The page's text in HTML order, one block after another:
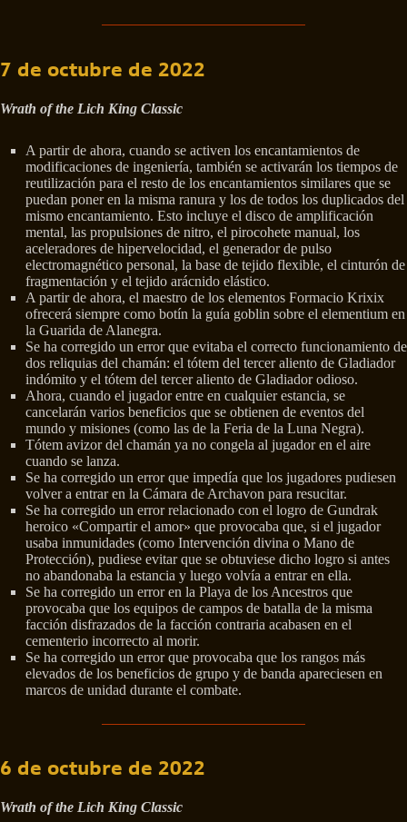
7 de octubre de 2022
Wrath of the Lich King Classic
A partir de ahora, cuando se activen los encantamientos de
modificaciones de ingeniería, también se activarán los tiempos de
reutilización para el resto de los encantamientos similares que se
puedan poner en la misma ranura y los de todos los duplicados del
mismo encantamiento. Esto incluye el disco de amplificación
mental, las propulsiones de nitro, el pirocohete manual, los
aceleradores de hipervelocidad, el generador de pulso
electromagnético personal, la base de tejido flexible, el cinturón de
fragmentación y el tejido arácnido elástico.
A partir de ahora, el maestro de los elementos Formacio Krixix
ofrecerá siempre como botín la guía goblin sobre el elementium en
la Guarida de Alanegra.
Se ha corregido un error que evitaba el correcto funcionamiento de
dos reliquias del chamán: el tótem del tercer aliento de Gladiador
indómito y el tótem del tercer aliento de Gladiador odioso.
Ahora, cuando el jugador entre en cualquier estancia, se
cancelarán varios beneficios que se obtienen de eventos del
mundo y misiones (como las de la Feria de la Luna Negra).
Tótem avizor del chamán ya no congela al jugador en el aire
cuando se lanza.
Se ha corregido un error que impedía que los jugadores pudiesen
volver a entrar en la Cámara de Archavon para resucitar.
Se ha corregido un error relacionado con el logro de Gundrak
heroico «Compartir el amor» que provocaba que, si el jugador
usaba inmunidades (como Intervención divina o Mano de
Protección), pudiese evitar que se obtuviese dicho logro si antes
no abandonaba la estancia y luego volvía a entrar en ella.
Se ha corregido un error en la Playa de los Ancestros que
provocaba que los equipos de campos de batalla de la misma
facción disfrazados de la facción contraria acabasen en el
cementerio incorrecto al morir.
Se ha corregido un error que provocaba que los rangos más
elevados de los beneficios de grupo y de banda apareciesen en
marcos de unidad durante el combate.
6 de octubre de 2022
Wrath of the Lich King Classic